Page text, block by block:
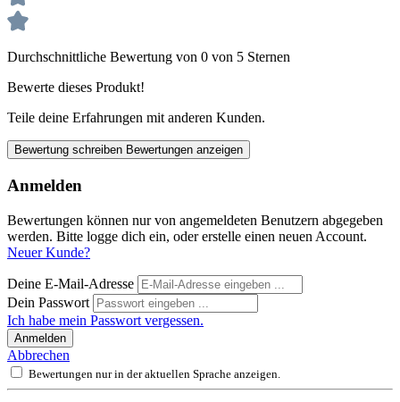
Durchschnittliche Bewertung von 0 von 5 Sternen
Bewerte dieses Produkt!
Teile deine Erfahrungen mit anderen Kunden.
Bewertung schreiben Bewertungen anzeigen
Anmelden
Bewertungen können nur von angemeldeten Benutzern abgegeben
werden. Bitte logge dich ein, oder erstelle einen neuen Account.
Neuer Kunde?
Deine E-Mail-Adresse
Dein Passwort
Ich habe mein Passwort vergessen.
Anmelden
Abbrechen
Bewertungen nur in der aktuellen Sprache anzeigen.